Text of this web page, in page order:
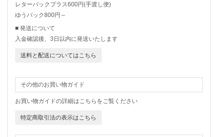
レターパックプラス600円(手渡し便)
ゆうパック800円～
■ 発送について
入金確認後、3日以内に発送いたします
送料と配送についてはこちら
その他のお買い物ガイド
お買い物ガイドの詳細はこちらをご覧ください
特定商取引法の表示はこちら